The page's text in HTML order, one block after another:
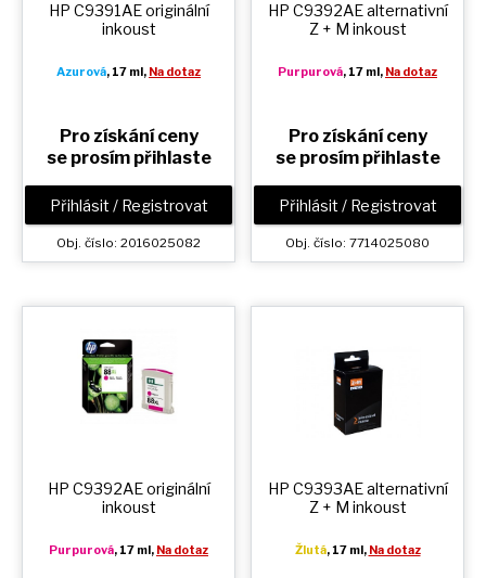
HP C9391AE originální
inkoust
Azurová, 17 ml, Na dotaz
Pro získání ceny
se prosím přihlaste
Přihlásit / Registrovat
Obj. číslo: 2016025082
HP C9392AE alternativní
Z + M inkoust
Purpurová, 17 ml, Na dotaz
Pro získání ceny
se prosím přihlaste
Přihlásit / Registrovat
Obj. číslo: 7714025080
HP C9392AE originální
inkoust
Purpurová, 17 ml, Na dotaz
HP C9393AE alternativní
Z + M inkoust
Žlutá, 17 ml, Na dotaz